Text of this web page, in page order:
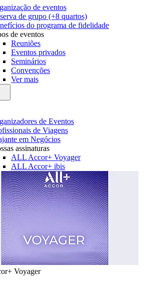
de eventos
de grupo (+8 quartos)
do programa de fidelidade
de eventos
Reuniões
Eventos privados
Seminários
Convenções
Ver mais
de Eventos
de Viagens
em Negócios
assinaturas
ALL Accor+ Voyager
ALL Accor+ ibis
Voyager